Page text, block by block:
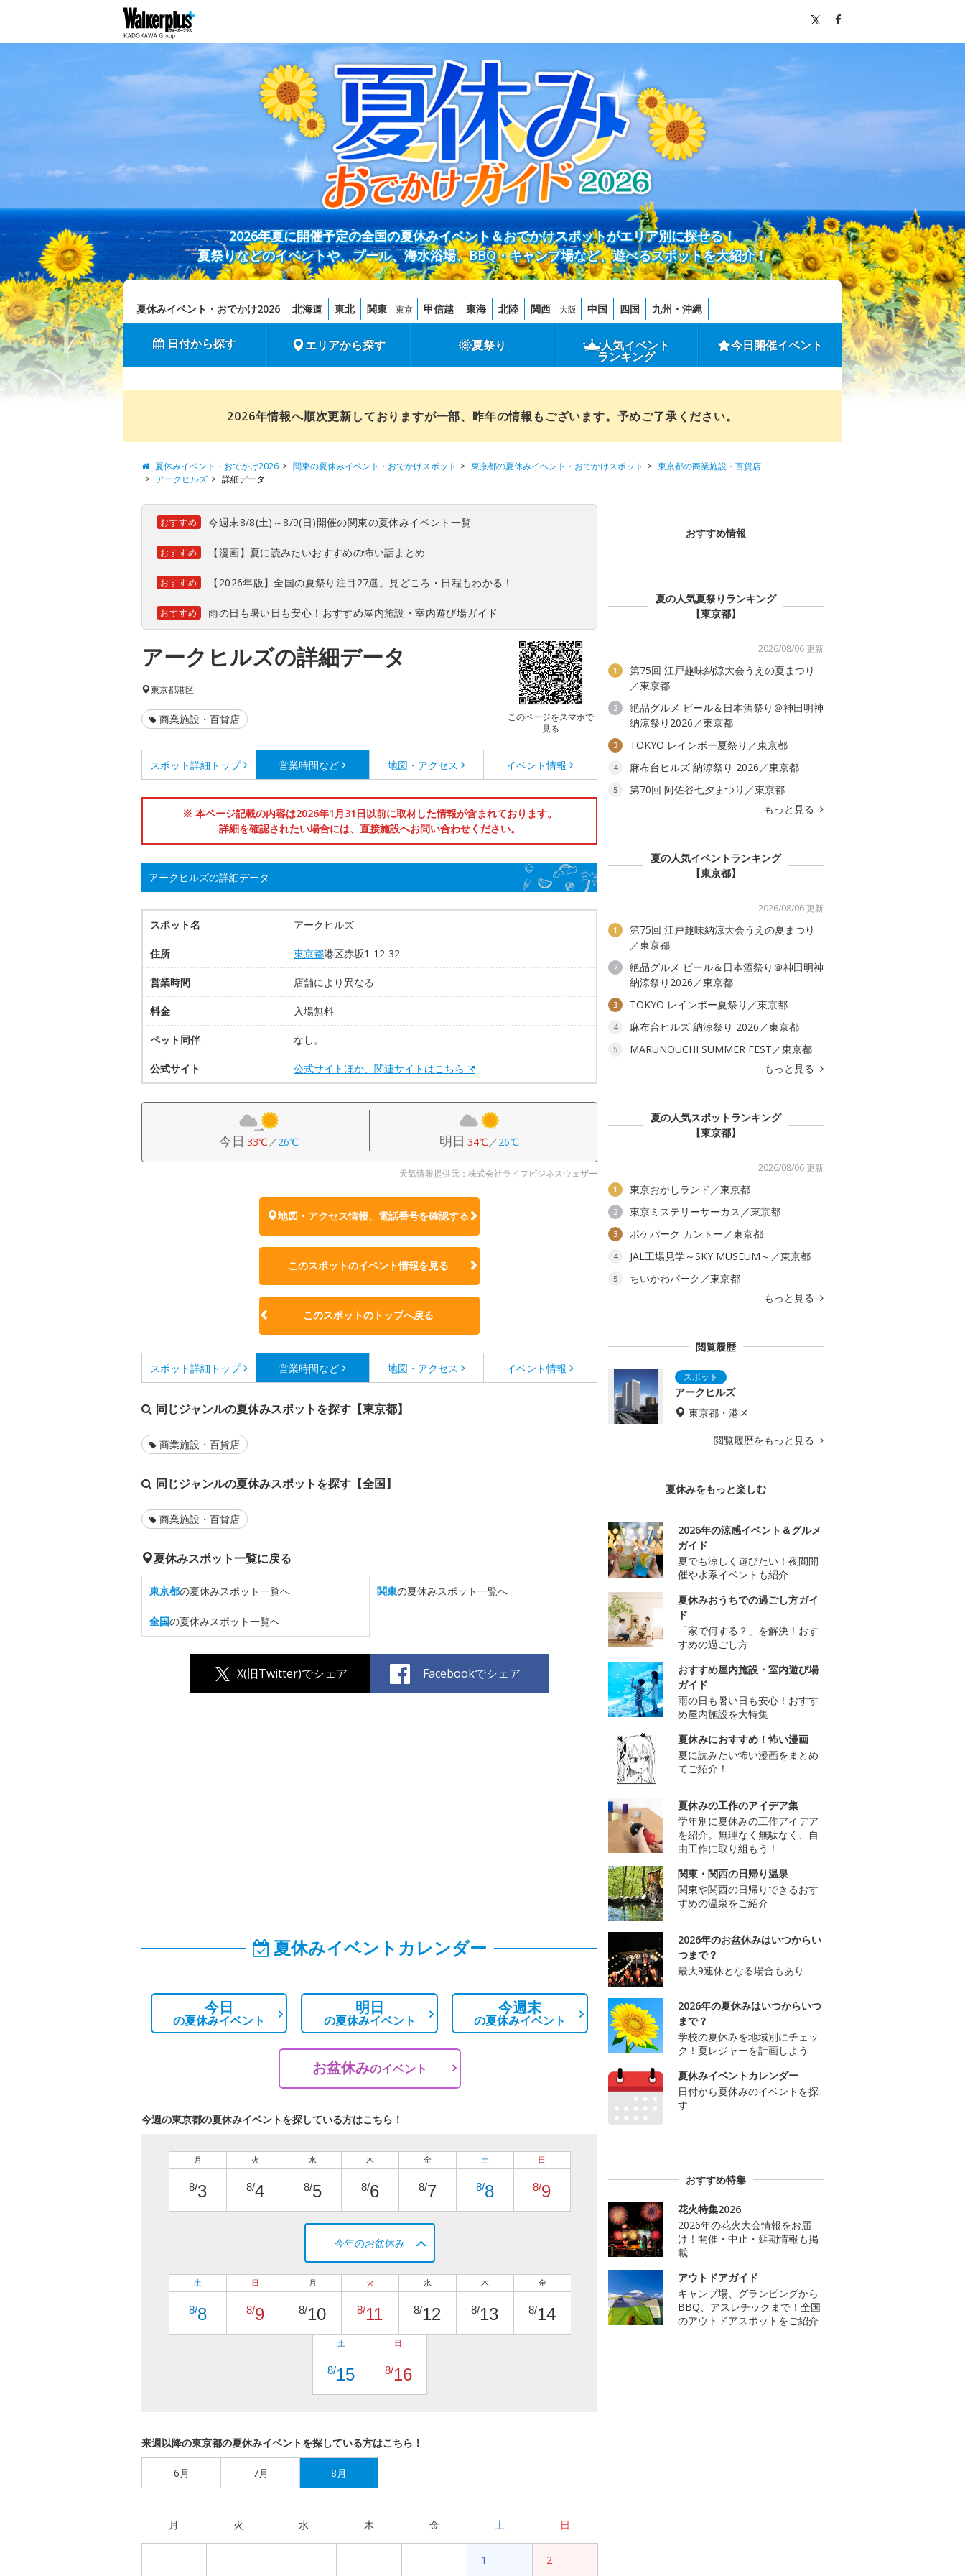
2026年夏に開催予定の全国の夏休みイベント＆おでかけスポットがエリア別に探せる！
夏祭りなどのイベントや、プール、海水浴場、BBQ・キャンプ場など、遊べるスポットを大紹介！
夏休みイベント・おでかけ2026 北海道 東北 関東 東京 甲信越 東海 北陸 関西 大阪 中国 四国 九州・沖縄
日付から探す エリアから探す 夏祭り 人気イベント
ランキング
今日開催イベント
2026年情報へ順次更新しておりますが一部、昨年の情報もございます。予めご了承ください。
夏休みイベント・おでかけ2026 関東の夏休みイベント・おでかけスポット 東京都の夏休みイベント・おでかけスポット
東京都の商業施設・百貨店
アークヒルズ
詳細データ
おすすめ 今週末8/8(土)～8/9(日)開催の関東の夏休みイベント一覧
おすすめ 【漫画】夏に読みたいおすすめの怖い話まとめ
おすすめ 【2026年版】全国の夏祭り注目27選。見どころ・日程もわかる！
おすすめ 雨の日も暑い日も安心！おすすめ屋内施設・室内遊び場ガイド
アークヒルズの詳細データ
このページをスマホで
見る
東京都港区
商業施設・百貨店
スポット詳細 トップ 営業時間など 地図・アクセス イベント情報
※ 本ページ記載の内容は2026年1月31日以前に取材した情報が含まれております。
詳細を確認されたい場合には、直接施設へお問い合わせください。
アークヒルズの詳細データ
スポット名 アークヒルズ
住所 東京都港区赤坂1-12-32
営業時間 店舗により異なる
料金 入場無料
ペット同伴 なし。
公式サイト 公式サイトほか、関連サイトはこちら
今日 33℃／26℃ 明日 34℃／26℃
天気情報提供元：株式会社ライフビジネスウェザー
地図・アクセス情報、電話番号を確認する
このスポットのイベント情報を見る
このスポットのトップへ戻る
スポット詳細 トップ 営業時間など 地図・アクセス イベント情報
同じジャンルの夏休みスポットを探す【東京都】
商業施設・百貨店
同じジャンルの夏休みスポットを探す【全国】
商業施設・百貨店
夏休みスポット一覧に戻る
東京都の夏休みスポット一覧へ 関東の夏休みスポット一覧へ
全国の夏休みスポット一覧へ
X(旧Twitter)でシェア Facebookでシェア
夏休みイベントカレンダー
今日
の夏休みイベント
明日
の夏休みイベント
今週末
の夏休みイベント
お盆休みのイベント
今週の東京都の夏休みイベントを探している方はこちら！
月
8/3
火
8/4
水
8/5
木
8/6
金
8/7
土
8/8
日
8/9
今年のお盆休み
土
8/8
日
8/9
月
8/10
火
8/11
水
8/12
木
8/13
金
8/14
土
8/15
日
8/16
来週以降の東京都の夏休みイベントを探している方はこちら！
6月 7月 8月
月 火 水 木 金 土 日
1 2
おすすめ情報
夏の人気夏祭りランキング
【東京都】
2026/08/06 更新
1
第75回 江戸趣味納涼大会うえの夏まつり
／東京都
2
絶品グルメ ビール＆日本酒祭り＠神田明神
納涼祭り2026／東京都
3 TOKYO レインボー夏祭り／東京都
4 麻布台ヒルズ 納涼祭り 2026／東京都
5
第70回 阿佐谷七夕まつり／東京都
もっと見る
夏の人気イベントランキング
【東京都】
2026/08/06 更新
1
第75回 江戸趣味納涼大会うえの夏まつり
／東京都
2
絶品グルメ ビール＆日本酒祭り＠神田明神
納涼祭り2026／東京都
3 TOKYO レインボー夏祭り／東京都
4 麻布台ヒルズ 納涼祭り 2026／東京都
5
MARUNOUCHI SUMMER FEST／東京都
もっと見る
夏の人気スポットランキング
【東京都】
2026/08/06 更新
1 東京おかしランド／東京都
2 東京ミステリーサーカス／東京都
3 ポケパーク カントー／東京都
4 JAL工場見学～SKY MUSEUM～／東京都
5
ちいかわパーク／東京都
もっと見る
閲覧履歴
アークヒルズ
東京都・港区
閲覧履歴をもっと見る
夏休みをもっと楽しむ
2026年の涼感イベント＆グルメ
ガイド
夏でも涼しく遊びたい！夜間開
催や水系イベントも紹介
夏休みおうちでの過ごし方ガイ
ド
「家で何する？」を解決！おす
すめの過ごし方
おすすめ屋内施設・室内遊び場
ガイド
雨の日も暑い日も安心！おすす
め屋内施設を大特集
夏休みにおすすめ！怖い漫画
夏に読みたい怖い漫画をまとめ
てご紹介！
夏休みの工作のアイデア集
学年別に夏休みの工作アイデア
を紹介。無理なく無駄なく、自
由工作に取り組もう！
関東・関西の日帰り温泉
関東や関西の日帰りできるおす
すめの温泉をご紹介
2026年のお盆休みはいつからい
つまで？
最大9連休となる場合もあり
2026年の夏休みはいつからいつ
まで？
学校の夏休みを地域別にチェッ
ク！夏レジャーを計画しよう
夏休みイベントカレンダー
日付から夏休みのイベントを探
す
おすすめ特集
花火特集2026
2026年の花火大会情報をお届
け！開催・中止・延期情報も掲
載
アウトドアガイド
キャンプ場、グランピングから
BBQ、アスレチックまで！全国
のアウトドアスポットをご紹介